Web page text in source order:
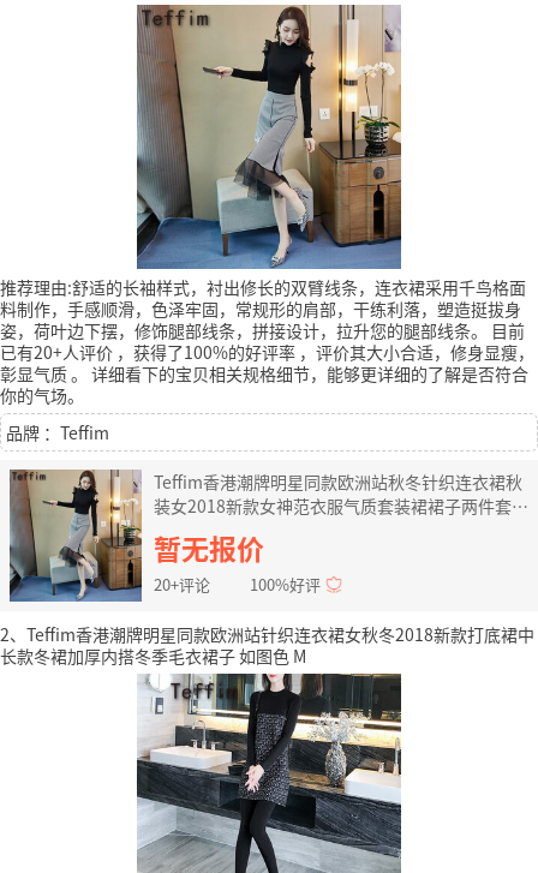
推荐理由:舒适的长袖样式，衬出修长的双臂线条，连衣裙采用千鸟格面
料制作，手感顺滑，色泽牢固，常规形的肩部，干练利落，塑造挺拔身
姿，荷叶边下摆，修饰腿部线条，拼接设计，拉升您的腿部线条。
目前
已有20+人评价 ，获得了100%的好评率 ，评价其大小合适，修身显瘦，
彰显气质。 详细看下的宝贝相关规格细节，能够更详细的了解是否符合
你的气场。
品牌 ：Teffim
Teffim香港潮牌明星同款欧洲站秋冬针织连衣裙秋
装女2018新款女神范衣服气质套装裙裙子两件套装
图片色 M
暂无报价
20+评论 100%好评
2、Teffim香港潮牌明星同款欧洲站针织连衣裙女秋冬2018新款打底裙中
长款冬裙加厚内搭冬季毛衣裙子 如图色 M